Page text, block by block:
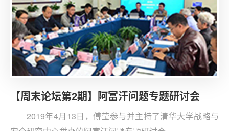
【周末论坛第2期】阿富汗问题专题研讨会
2019年4月13日，傅莹参与并主持了清华大学战略与